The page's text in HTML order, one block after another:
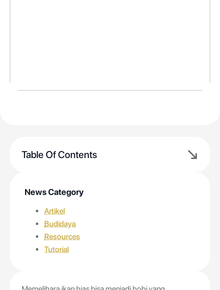
Table Of Contents
News Category
Artikel
Budidaya
Resources
Tutorial